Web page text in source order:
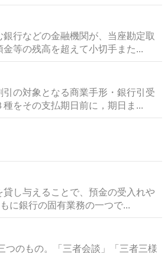
行などの金融機関が、当座勘定取
等の残高を超えて小切手また...
の対象となる商業手形・銀行引受
をその支払期日前に，期日ま...
し与えることで、預金の受入れや
に銀行の固有業務の一つで...
つのもの。「三者会談」「三者三様